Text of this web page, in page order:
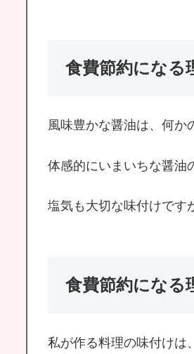
食費節約になる
風味豊かな醤油は、何か
体感的にいまいちな醤油
塩気も大切な味付けです
食費節約になる
私が作る料理の味付けは